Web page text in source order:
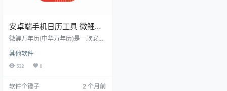
安卓端手机日历工具 微鲤万
年历 v9.8.3 | 软件个锤子 |
微鲤万年历(中华万年历)是一款安卓
日程记事和提醒功能。支持40日天
气预报、黄历宜忌、八字测算、周
到过 想查一下今天是农历几号、适
其他软件
532 0
软件个锤子 2 个月前